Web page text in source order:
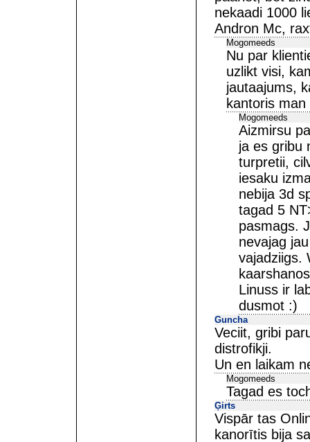
nekaadi 1000
Andron Mc,
Mogomeeds
Nu par
uzlikt visi,
jautaajums,
kantoris
Mogomeeds
Aizmirsu
ja es gribu
turpretii,
iesaku
nebija 3d
tagad 5
pasmags.
nevajag
vajadziigs.
Linuss ir
dusmot :)
Guncha
Veciit, gribi
distrofikji.
Un en laikam
Mogomeeds
Tagad es
Ģirts
Vispār tas
kanorītis bija